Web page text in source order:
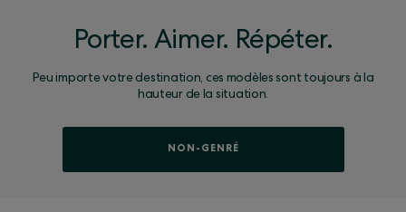
Porter. Aimer. Répéter.
Peu importe votre destination, ces modèles sont toujours à la
hauteur de la situation.
NON-GENRÉ